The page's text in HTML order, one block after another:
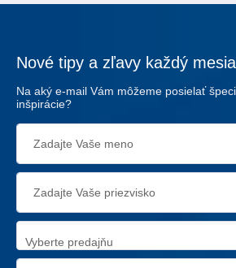
Nové tipy a zľavy každý
Na aký e-mail Vám môžeme posielať
inšpirácie?
Vyberte predajňu